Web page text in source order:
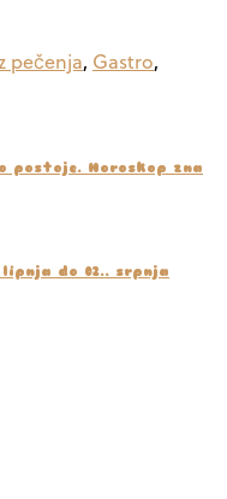
pečenja, Gastro,
postoje. Horoskop zna
do 02.. srpnja